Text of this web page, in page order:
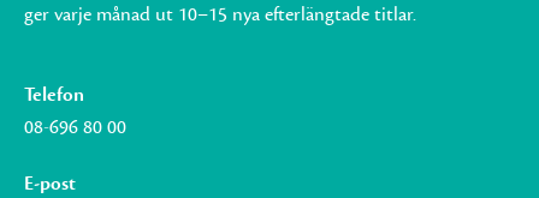
ger varje månad ut 10–15 nya efterlängtade titlar.
Telefon
08-696 80 00
E-post